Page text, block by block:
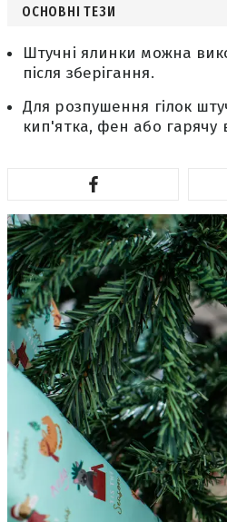
ОСНОВНІ ТЕЗИ
Штучні ялинки можна
після зберігання.
Для розпушення гілок
кип'ятка, фен або гарячу